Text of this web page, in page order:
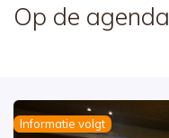
Op de agenda
Informatie volgt